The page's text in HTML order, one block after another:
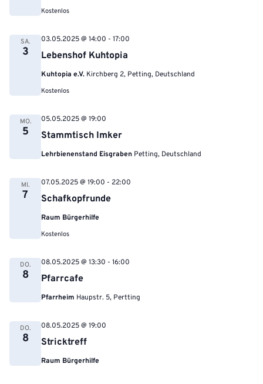
Kostenlos
SA.
3 Lebenshof Kuhtopia
03.05.2025 @ 14:00 - 17:00
Kuhtopia e.V. Kirchberg 2, Petting, Deutschland
Kostenlos
MO.
5 Stammtisch Imker
05.05.2025 @ 19:00
Lehrbienenstand Eisgraben Petting, Deutschland
MI.
7 Schafkopfrunde
07.05.2025 @ 19:00 - 22:00
Raum Bürgerhilfe
Kostenlos
DO.
8 Pfarrcafe
08.05.2025 @ 13:30 - 16:00
Pfarrheim Haupstr. 5, Pertting
DO.
8 Stricktreff
08.05.2025 @ 19:00
Raum Bürgerhilfe